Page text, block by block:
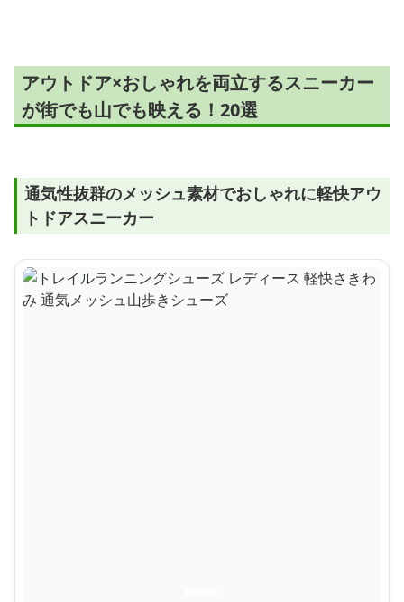
アウトドア×おしゃれを両立するスニーカー
が街でも山でも映える！20選
通気性抜群のメッシュ素材でおしゃれに軽快アウ
トドアスニーカー